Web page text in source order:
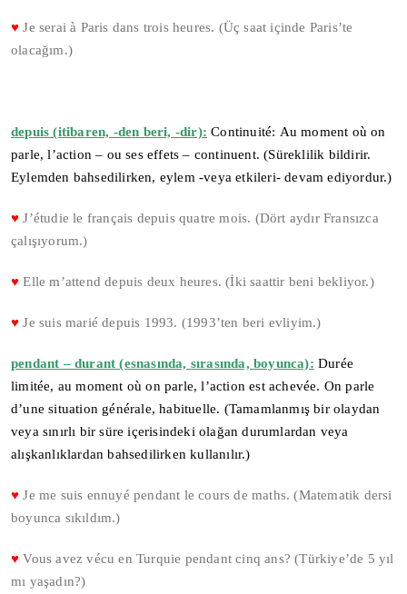
♥ Je serai à Paris dans trois heures. (Üç saat içinde Paris’te
olacağım.)
depuis (itibaren, -den beri, -dir): Continuité: Au moment où on
parle, l’action – ou ses effets – continuent. (Süreklilik bildirir.
Eylemden bahsedilirken, eylem -veya etkileri- devam ediyordur.)
♥ J’étudie le français depuis quatre mois. (Dört aydır Fransızca
çalışıyorum.)
♥ Elle m’attend depuis deux heures. (İki saattir beni bekliyor.)
♥ Je suis marié depuis 1993. (1993’ten beri evliyim.)
pendant – durant (esnasında, sırasında, boyunca): Durée
limitée, au moment où on parle, l’action est achevée. On parle
d’une situation générale, habituelle. (Tamamlanmış bir olaydan
veya sınırlı bir süre içerisindeki olağan durumlardan veya
alışkanlıklardan bahsedilirken kullanılır.)
♥ Je me suis ennuyé pendant le cours de maths. (Matematik dersi
boyunca sıkıldım.)
♥ Vous avez vécu en Turquie pendant cinq ans? (Türkiye’de 5 yıl
mı yaşadın?)